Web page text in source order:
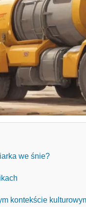
we śnie?
kontekście